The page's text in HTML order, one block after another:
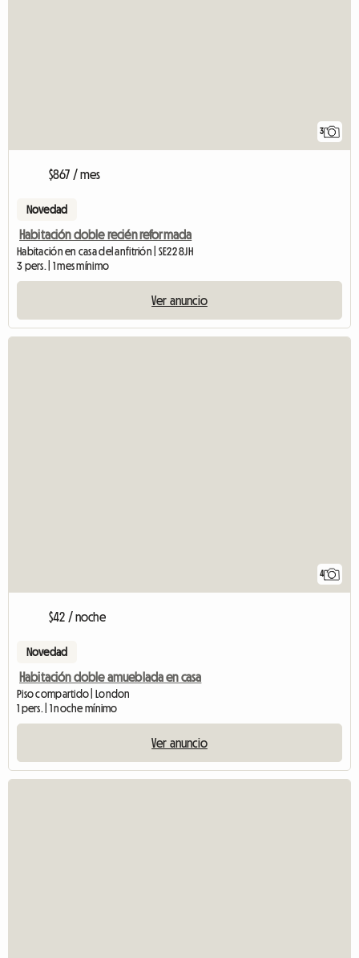
3
$867 / mes
Novedad
Habitación doble recién reformada
Habitación en casa del anfitrión | SE22 8JH
3 pers. | 1 mes mínimo
Ver anuncio
4
$42 / noche
Novedad
Habitación doble amueblada en casa
Piso compartido | London
1 pers. | 1 noche mínimo
Ver anuncio